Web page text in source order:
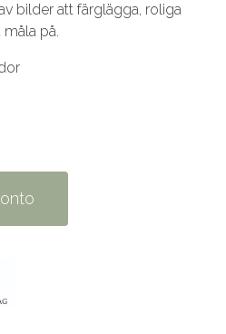
bilder att färglägga, roliga
på.